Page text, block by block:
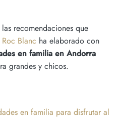
recomendaciones que
Blanc ha elaborado con
en familia en Andorra
grandes y chicos.
en familia para disfrutar al